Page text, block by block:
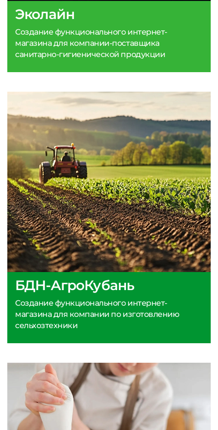
Эколайн
Создание функционального интернет-
магазина для компании-поставщика
санитарно-гигиенической продукции
БДН-АгроКубань
Создание функционального интернет-
магазина для компании по изготовлению
сельхозтехники